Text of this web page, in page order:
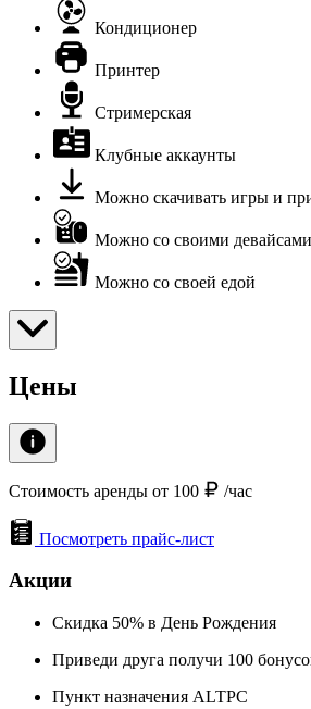
Кондиционер
Принтер
Стримерская
Клубные аккаунты
Можно скачивать игры и
Можно со своими девайсами
Можно со своей едой
Цены
Стоимость аренды от 100 /час
Посмотреть прайс-лист
Акции
Скидка 50% в День Рождения
Приведи друга получи 100
Пункт назначения ALTPC